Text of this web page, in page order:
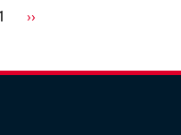
Nächste
››